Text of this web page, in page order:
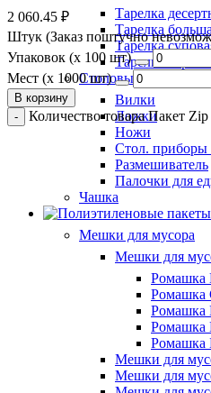
Тарелка
Тарелка
Тарелка
Тарелка
Столовые приборы
Вилки
Ложки
Ножи
Стол.
Размешиватель
Палочки для
Чашка
Мешки для мусора
Мешки для
Ромашка
Ромашка
Ромашка
Ромашка
Ромашка
Мешки для
Мешки для
2 060.45 ₽
Штук (Заказ поштучно
Упаковок (x 100 шт)
Мест (x 1000 шт)
В корзину
Количество товара Пакет